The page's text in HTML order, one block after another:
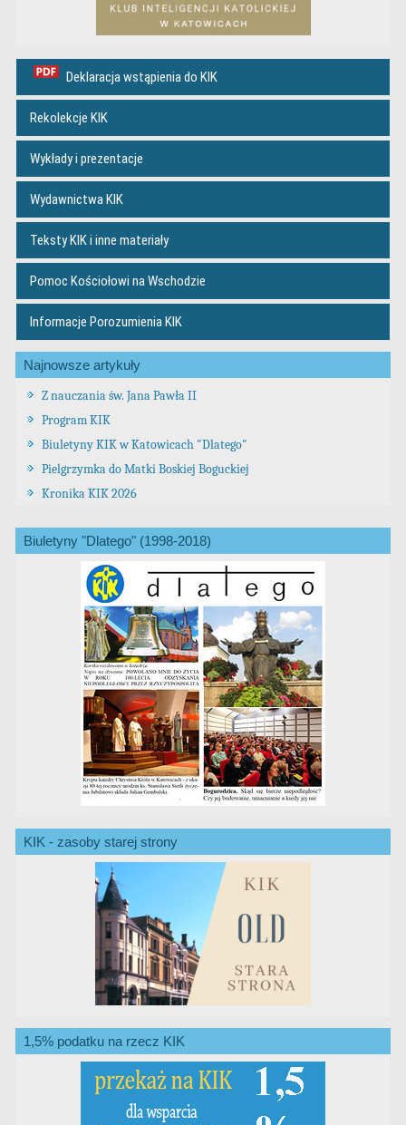
Deklaracja wstąpienia do KIK
Rekolekcje KIK
Wykłady i prezentacje
Wydawnictwa KIK
Teksty KIK i inne materiały
Pomoc Kościołowi na Wschodzie
Informacje Porozumienia KIK
Najnowsze artykuły
Z nauczania św. Jana Pawła II
Program KIK
Biuletyny KIK w Katowicach "Dlatego"
Pielgrzymka do Matki Boskiej Boguckiej
Kronika KIK 2026
Biuletyny "Dlatego" (1998-2018)
KIK - zasoby starej strony
1,5% podatku na rzecz KIK